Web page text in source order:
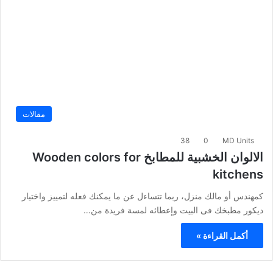
مقالات
MD Units
0
38
الالوان الخشبية للمطابخ Wooden colors for
kitchens
كمهندس أو مالك منزل، ربما تتساءل عن ما يمكنك فعله لتمييز واختيار
ديكور مطبخك فى البيت وإعطائه لمسة فريدة من…
أكمل القراءة »